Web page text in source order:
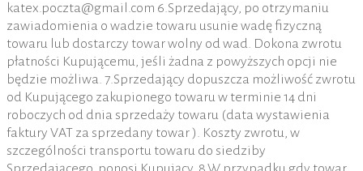
katex.poczta@gmail.com 6.Sprzedający, po otrzymaniu
zawiadomienia o wadzie towaru usunie wadę fizyczną
towaru lub dostarczy towar wolny od wad. Dokona zwrotu
płatności Kupującemu, jeśli żadna z powyższych opcji nie
będzie możliwa. 7.Sprzedający dopuszcza możliwość zwrotu
od Kupującego zakupionego towaru w terminie 14 dni
roboczych od dnia sprzedaży towaru (data wystawienia
faktury VAT za sprzedany towar ). Koszty zwrotu, w
szczególności transportu towaru do siedziby